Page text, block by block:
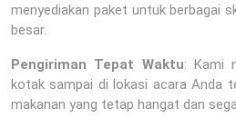
menyediakan paket untuk berbagai
besar.
Pengiriman Tepat Waktu: Kami
kotak sampai di lokasi acara Anda
makanan yang tetap hangat dan